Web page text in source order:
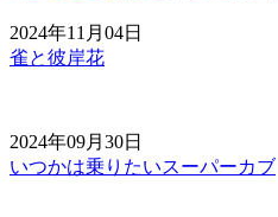
2024年11月04日
雀と彼岸花
2024年09月30日
いつかは乗りたいスーパーカブ